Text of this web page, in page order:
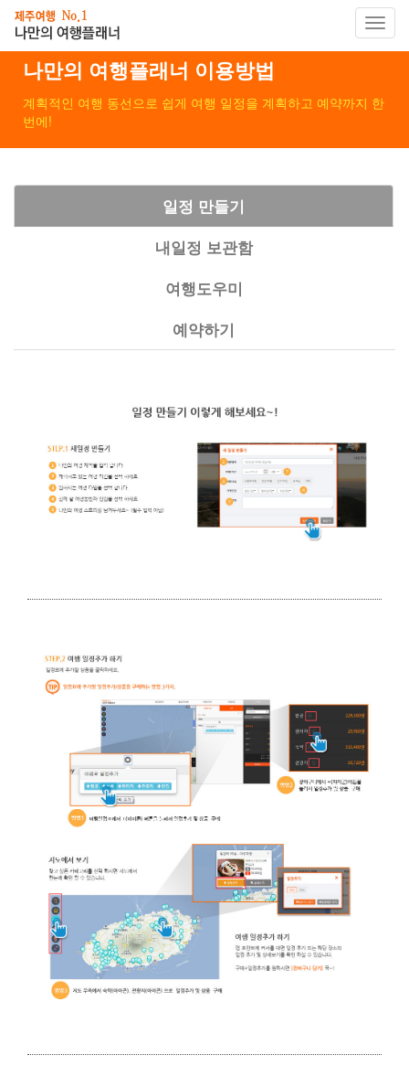
나만의 여행플래너 이용방법
계획적인 여행 동선으로 쉽게 여행 일정을 계획하고 예약까지 한
번에!
일정 만들기
내일정 보관함
여행도우미
예약하기